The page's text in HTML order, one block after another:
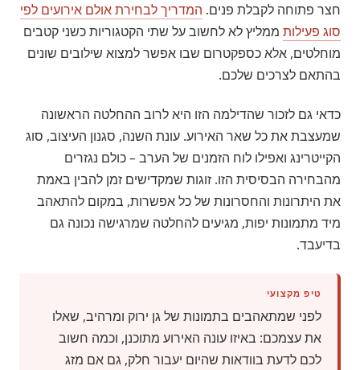
חצר פתוחה לקבלת פנים. המדריך לבחירת אולם אירועים לפי
סוג פעילות ממליץ לא לחשוב על שתי הקטגוריות כשני קטבים
מוחלטים, אלא כספקטרום שבו אפשר למצוא שילובים שונים
בהתאם לצרכים שלכם.
כדאי גם לזכור שהדילמה הזו היא לרוב ההחלטה הראשונה
שמעצבת את כל שאר האירוע. עונת השנה, סגנון העיצוב, סוג
הקייטרינג ואפילו לוח הזמנים של הערב – כולם נגזרים
מהבחירה הבסיסית הזו. זוגות שמקדישים זמן להבין באמת
את היתרונות והחסרונות של כל אפשרות, במקום להתאהב
מיד מתמונות יפות, מגיעים להחלטה שמרגישה נכונה גם
בדיעבד.
טיפ מקצועי
לפני שמתאהבים בתמונות של גן ירוק ומרהיב, שאלו
את עצמכם: באיזו עונה האירוע מתוכנן, וכמה חשוב
לכם לדעת בוודאות שהיום יעבור חלק, גם אם מזג